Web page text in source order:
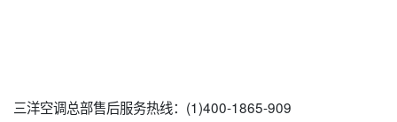
三洋空调总部售后服务热线：(1)400-1865-909